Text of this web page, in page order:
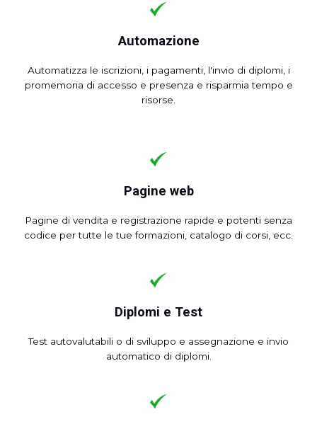
Automazione
Automatizza le iscrizioni, i pagamenti, l'invio di diplomi, i
promemoria di accesso e presenza e risparmia tempo e
risorse.
Pagine web
Pagine di vendita e registrazione rapide e potenti senza
codice per tutte le tue formazioni, catalogo di corsi, ecc.
Diplomi e Test
Test autovalutabili o di sviluppo e assegnazione e invio
automatico di diplomi.